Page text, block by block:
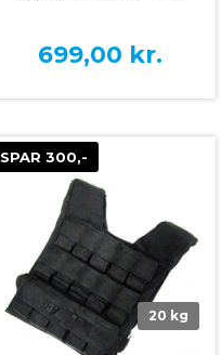
699,00 kr.
SPAR 300,-
20 kg